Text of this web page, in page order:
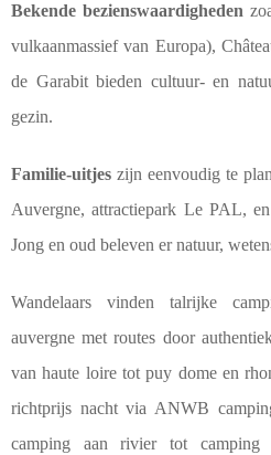
Bekende bezienswaardigheden
vulkaanmassief van Europa),
de Garabit bieden cultuur- en
gezin.
Familie-uitjes zijn eenvoudig te
Auvergne, attractiepark Le PAL,
Jong en oud beleven er natuur,
Wandelaars vinden talrijke
auvergne met routes door
van haute loire tot puy dome en
richtprijs nacht via ANWB
camping aan rivier tot camping